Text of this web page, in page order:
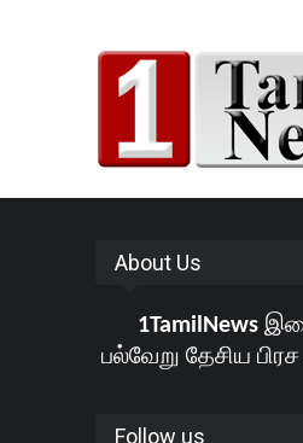
About Us
1TamilNews
பல்வேறு தேசிய பிரச
Follow us